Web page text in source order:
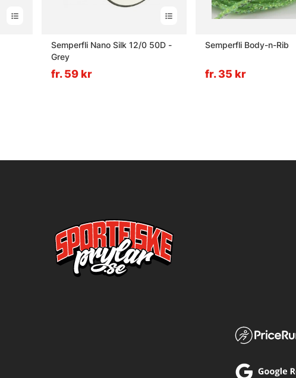
Semperfli Nano Silk 12/0 50D -
Grey
fr. 59 kr
Semperfli Body-n-Rib
fr. 35 kr